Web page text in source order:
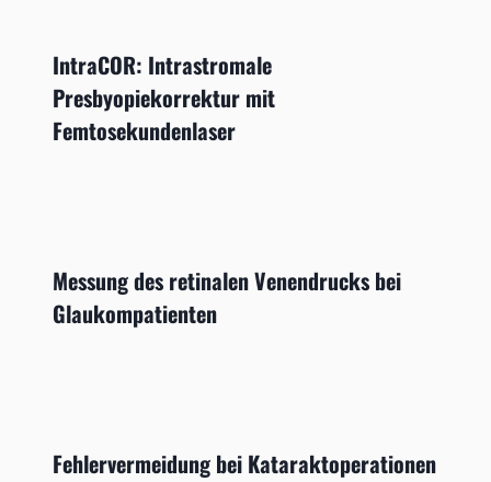
IntraCOR: Intrastromale
Presbyopiekorrektur mit
Femtosekundenlaser
Messung des retinalen Venendrucks bei
Glaukompatienten
Fehlervermeidung bei Kataraktoperationen